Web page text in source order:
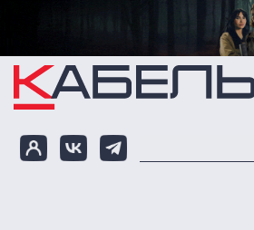
Перейти к основному содержанию